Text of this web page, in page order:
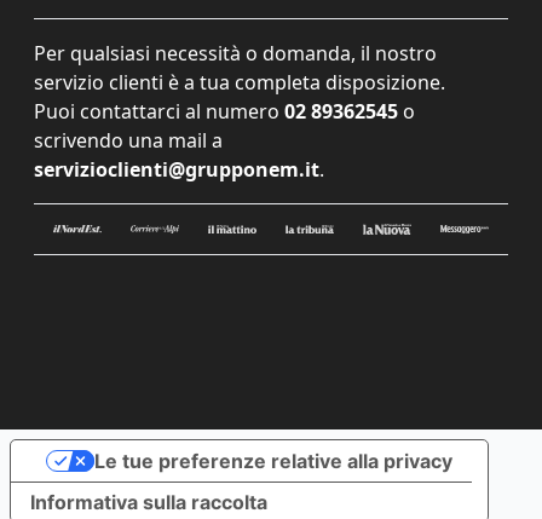
Per qualsiasi necessità o domanda, il nostro
servizio clienti è a tua completa disposizione.
Puoi contattarci al numero 02 89362545 o
scrivendo una mail a
servizioclienti@grupponem.it.
Informativa sulla raccolta
Le tue preferenze relative alla privacy